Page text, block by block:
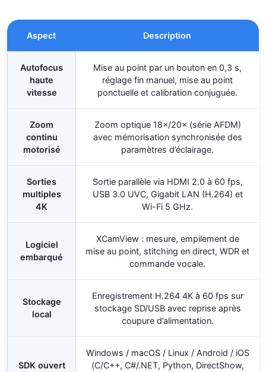
Aspect Description
Autofocus
haute
vitesse
Mise au point par un bouton en 0,3 s,
réglage fin manuel, mise au point
ponctuelle et calibration conjuguée.
Zoom
continu
motorisé
Zoom optique 18×/20× (série AFDM)
avec mémorisation synchronisée des
paramètres d’éclairage.
Sorties
multiples
4K
Sortie parallèle via HDMI 2.0 à 60 fps,
USB 3.0 UVC, Gigabit LAN (H.264) et
Wi-Fi 5 GHz.
Logiciel
embarqué
XCamView : mesure, empilement de
mise au point, stitching en direct, WDR et
commande vocale.
Stockage
local
Enregistrement H.264 4K à 60 fps sur
stockage SD/USB avec reprise après
coupure d’alimentation.
SDK ouvert
Windows / macOS / Linux / Android / iOS
(C/C++, C#/.NET, Python, DirectShow,